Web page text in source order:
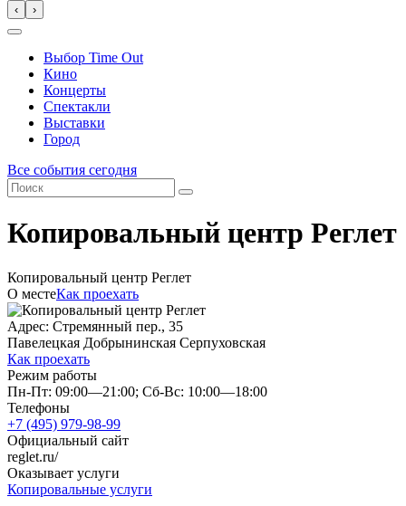
‹ ›
Выбор Time Out
Кино
Концерты
Спектакли
Выставки
Город
Все события сегодня
Копировальный центр Реглет
Копировальный центр Реглет
О местеКак проехать
Адрес: Стремянный пер., 35
Павелецкая Добрынинская Серпуховская
Как проехать
Режим работы
Пн-Пт: 09:00—21:00; Сб-Вс: 10:00—18:00
Телефоны
+7 (495) 979-98-99
Официальный сайт
reglet.ru/
Оказывает услуги
Копировальные услуги